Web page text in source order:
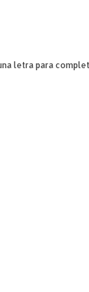
letra para